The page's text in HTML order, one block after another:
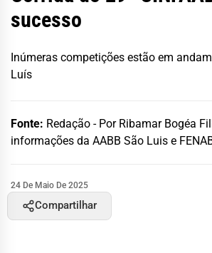
sucesso
Inúmeras competições estão em
Luís
Fonte: Redação - Por Ribamar Bogéa
informações da AABB São Luis e
24 De Maio De 2025
Compartilhar